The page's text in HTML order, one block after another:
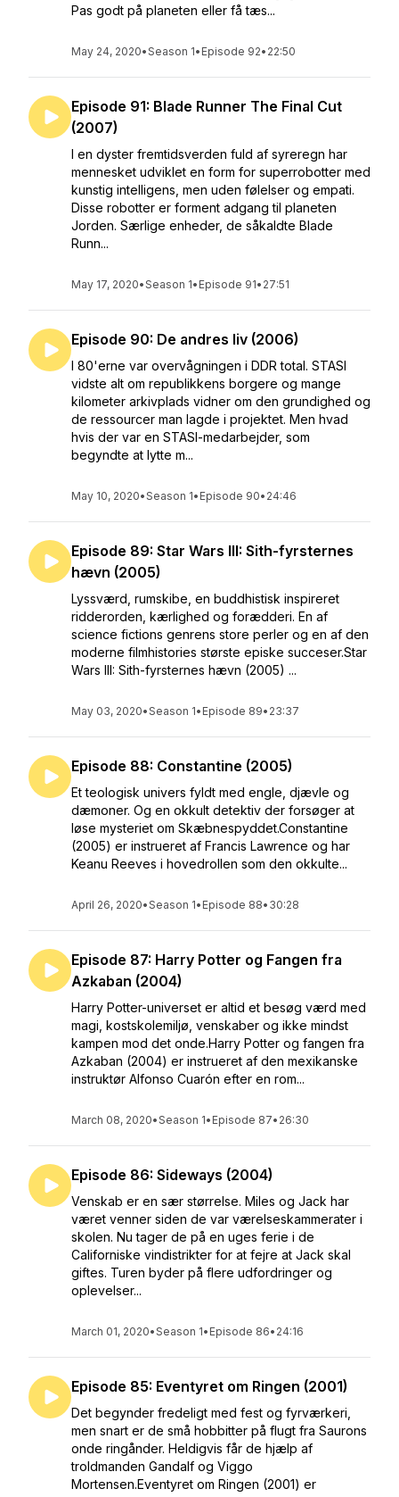
Pas godt på planeten eller få tæs...
May 24, 2020•Season 1• Episode 92• 22:50
Episode 91: Blade Runner The Final Cut
(2007)
I en dyster fremtidsverden fuld af syreregn har
mennesket udviklet en form for superrobotter med
kunstig intelligens, men uden følelser og empati.
Disse robotter er forment adgang til planeten
Jorden. Særlige enheder, de såkaldte Blade
Runn...
May 17, 2020•Season 1• Episode 91• 27:51
Episode 90: De andres liv (2006)
I 80'erne var overvågningen i DDR total. STASI
vidste alt om republikkens borgere og mange
kilometer arkivplads vidner om den grundighed og
de ressourcer man lagde i projektet. Men hvad
hvis der var en STASI-medarbejder, som
begyndte at lytte m...
May 10, 2020•Season 1• Episode 90• 24:46
Episode 89: Star Wars III: Sith-fyrsternes
hævn (2005)
Lyssværd, rumskibe, en buddhistisk inspireret
ridderorden, kærlighed og forædderi. En af
science fictions genrens store perler og en af den
moderne filmhistories største episke succeser.Star
Wars III: Sith-fyrsternes hævn (2005) ...
May 03, 2020•Season 1• Episode 89• 23:37
Episode 88: Constantine (2005)
Et teologisk univers fyldt med engle, djævle og
dæmoner. Og en okkult detektiv der forsøger at
løse mysteriet om Skæbnespyddet.Constantine
(2005) er instrueret af Francis Lawrence og har
Keanu Reeves i hovedrollen som den okkulte...
April 26, 2020•Season 1• Episode 88• 30:28
Episode 87: Harry Potter og Fangen fra
Azkaban (2004)
Harry Potter-universet er altid et besøg værd med
magi, kostskolemiljø, venskaber og ikke mindst
kampen mod det onde.Harry Potter og fangen fra
Azkaban (2004) er instrueret af den mexikanske
instruktør Alfonso Cuarón efter en rom...
March 08, 2020•Season 1• Episode 87• 26:30
Episode 86: Sideways (2004)
Venskab er en sær størrelse. Miles og Jack har
været venner siden de var værelseskammerater i
skolen. Nu tager de på en uges ferie i de
Californiske vindistrikter for at fejre at Jack skal
giftes. Turen byder på flere udfordringer og
oplevelser...
March 01, 2020•Season 1• Episode 86• 24:16
Episode 85: Eventyret om Ringen (2001)
Det begynder fredeligt med fest og fyrværkeri,
men snart er de små hobbitter på flugt fra Saurons
onde ringånder. Heldigvis får de hjælp af
troldmanden Gandalf og Viggo
Mortensen.Eventyret om Ringen (2001) er